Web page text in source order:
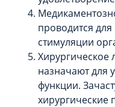
проводится
стимуляции
Хирургическое
назначают для
функции.
хирургические